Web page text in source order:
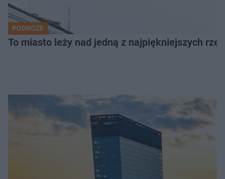
PODRÓŻE
To miasto leży nad jedną z najpiękniejszych